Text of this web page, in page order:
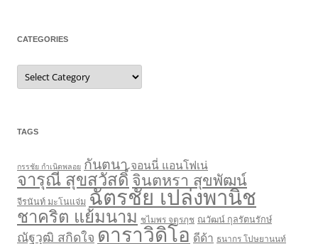
CATEGORIES
Categories
TAGS
กรรชัย กำเนิดพลอย กันตนา จอนนี่ แอนโฟเน่
จารุณี สุขสวัสดิ์ จินตหรา สุขพัฒน์
จีรนันท์ มะโนแจ่ม ฉัตรชัย เปล่งพานิช
ชาคริต แย้มนาม ชไมพร จตุรภุช ณวัฒน์ กุลรัตนรักษ์
ณัฐวุฒิ สกิดใจ ดาราวิดิโอ ดีด้า ธนากร โปษยานนท์